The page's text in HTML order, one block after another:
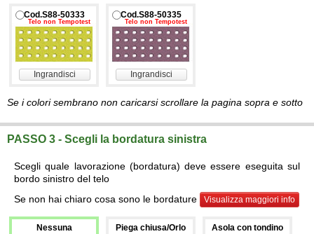
Cod.S88-50333
Telo non Tempotest
Ingrandisci
Cod.S88-50335
Telo non Tempotest
Ingrandisci
Se i colori sembrano non caricarsi scrollare la pagina sopra e sotto
PASSO 3 - Scegli la bordatura sinistra
Scegli quale lavorazione (bordatura) deve essere eseguita sul
bordo sinistro del telo
Se non hai chiaro cosa sono le bordature
Visualizza maggiori info
Nessuna Piega chiusa/Orlo Asola con tondino